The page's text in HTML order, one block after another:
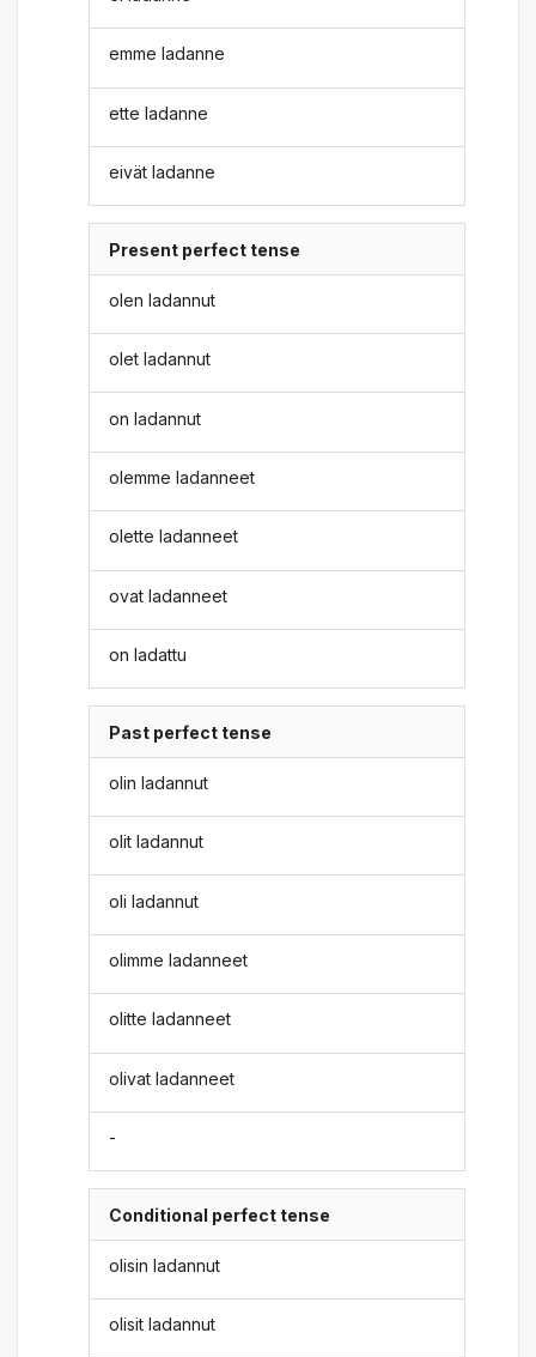
emme ladanne
ette ladanne
eivät ladanne
Present perfect tense
olen ladannut
olet ladannut
on ladannut
olemme ladanneet
olette ladanneet
ovat ladanneet
on ladattu
Past perfect tense
olin ladannut
olit ladannut
oli ladannut
olimme ladanneet
olitte ladanneet
olivat ladanneet
-
Conditional perfect tense
olisin ladannut
olisit ladannut